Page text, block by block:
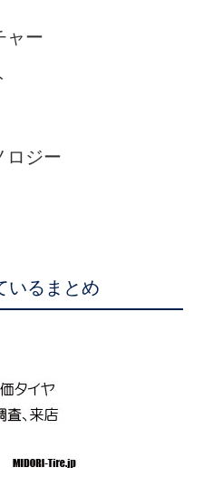
ャー
ロジー
いるまとめ